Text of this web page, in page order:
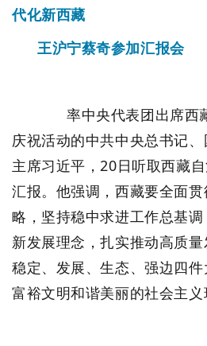
代化新西藏
王沪宁蔡奇参加汇报会
率中央代表团出席西
庆祝活动的中共中央总书记
主席习近平，20日听取西藏
汇报。他强调，西藏要全面
略，坚持稳中求进工作总基
新发展理念，扎实推动高质
稳定、发展、生态、强边四
富裕文明和谐美丽的社会主义